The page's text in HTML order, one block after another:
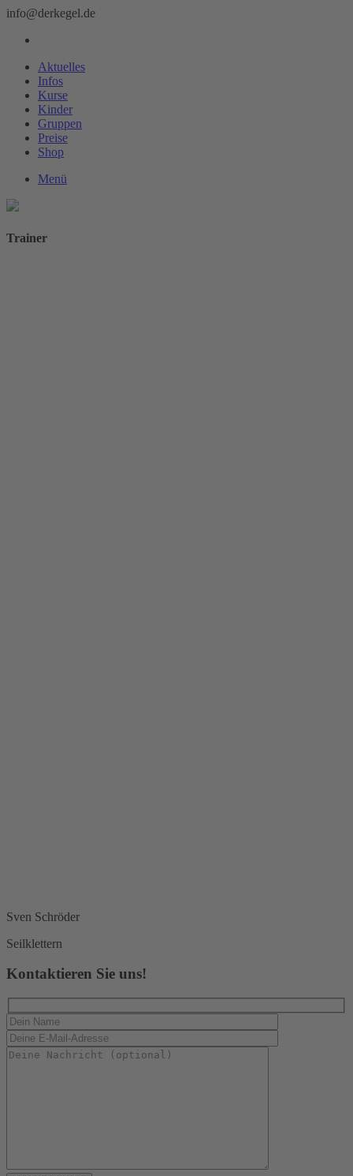
info@derkegel.de
Aktuelles
Infos
Kurse
Kinder
Gruppen
Preise
Shop
Menü
Trainer
Sven Schröder
Seilklettern
Kontaktieren Sie uns!